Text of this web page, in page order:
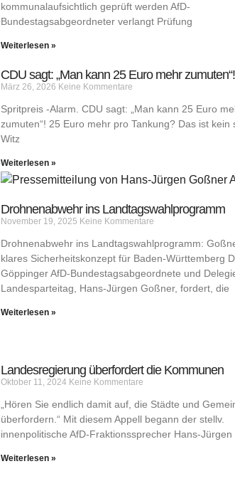
kommunalaufsichtlich geprüft werden AfD-
Bundestagsabgeordneter verlangt Prüfung
Weiterlesen »
CDU sagt: „Man kann 25 Euro mehr zumuten“!
März 26, 2026 Keine Kommentare
Spritpreis -Alarm. CDU sagt: „Man kann 25 Euro
zumuten“! 25 Euro mehr pro Tankung? Das ist kein
Witz
Weiterlesen »
Drohnenabwehr ins Landtagswahlprogramm
November 19, 2025 Keine Kommentare
Drohnenabwehr ins Landtagswahlprogramm:
klares Sicherheitskonzept für Baden-Württemberg
Göppinger AfD-Bundestagsabgeordnete und
Landesparteitag, Hans-Jürgen Goßner, fordert, die
Weiterlesen »
Landesregierung überfordert die Kommunen
Oktober 11, 2024 Keine Kommentare
„Hören Sie endlich damit auf, die Städte und
überfordern.“ Mit diesem Appell begann der stellv.
innenpolitische AfD-Fraktionssprecher Hans-Jürgen
Weiterlesen »